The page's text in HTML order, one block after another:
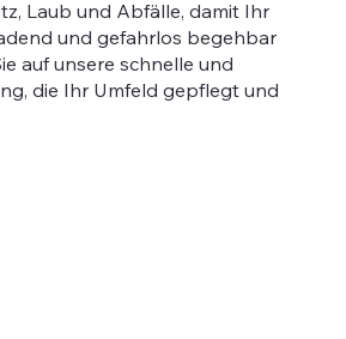
Laub und Abfälle, damit Ihr
und gefahrlos begehbar
auf unsere schnelle und
die Ihr Umfeld gepflegt und